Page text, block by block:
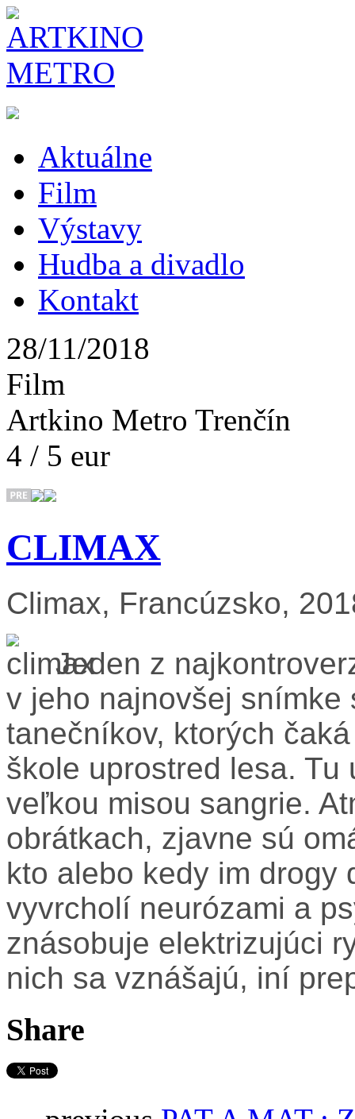
Aktuálne
Film
Výstavy
Hudba a divadlo
Kontakt
28/11/2018
Film
Artkino Metro Trenčín
4 / 5 eur
CLIMAX
Climax, Francúzsko,
Jeden z
v jeho najnovšej
tanečníkov, ktorých
škole uprostred lesa.
veľkou misou sangrie.
obrátkach, zjavne sú
kto alebo kedy im drogy
vyvrcholí neurózami a
znásobuje elektrizujúci
nich sa vznášajú, iní
Share